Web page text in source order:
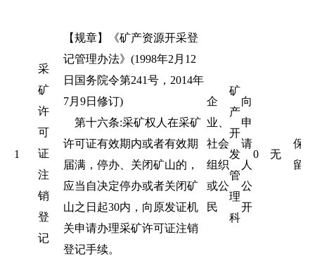
1
采
矿
许
可
证
注
销
登
记
【规章】《矿产资源开采登
记管理办法》(1998年2月12
日国务院令第241号，2014年
7月9日修订)
第十六条:采矿权人在采矿
许可证有效期内或者有效期
届满，停办、关闭矿山的，
应当自决定停办或者关闭矿
山之日起30内，向原发证机
关申请办理采矿许可证注销
登记手续。
企
业、
社会
组织
或公
民
矿
产
开
发
管
理
科
向
申
请
人
公
开
0 无
保
留